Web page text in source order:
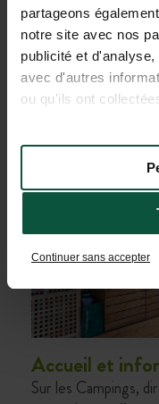
partageons
notre site avec nos
publicité et
avec d'autres
ou qu'ils ont
Continuer sans accepter
Les
Accueil et
Sur les Campings,